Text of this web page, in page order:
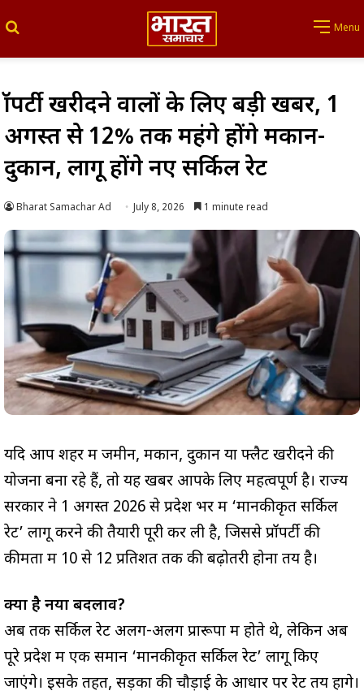
Menu
प्रॉपर्टी खरीदने वालों के लिए बड़ी खबर, 1
अगस्त से 12% तक महंगे होंगे मकान-
दुकान, लागू होंगे नए सर्किल रेट
Bharat Samachar Ad July 8, 2026 1 minute read
यदि आप शहर में जमीन, मकान, दुकान या फ्लैट खरीदने की
योजना बना रहे हैं, तो यह खबर आपके लिए महत्वपूर्ण है। राज्य
सरकार ने 1 अगस्त 2026 से प्रदेश भर में ‘मानकीकृत सर्किल
रेट’ लागू करने की तैयारी पूरी कर ली है, जिससे प्रॉपर्टी की
कीमतों में 10 से 12 प्रतिशत तक की बढ़ोतरी होना तय है।
क्या है नया बदलाव?
अब तक सर्किल रेट अलग-अलग प्रारूपों में होते थे, लेकिन अब
पूरे प्रदेश में एक समान ‘मानकीकृत सर्किल रेट’ लागू किए
जाएंगे। इसके तहत, सड़कों की चौड़ाई के आधार पर रेट तय होंगे।